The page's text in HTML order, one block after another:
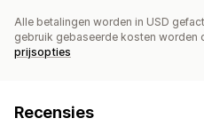
Alle betalingen worden in USD
gebruik gebaseerde kosten worden
prijsopties
Recensies